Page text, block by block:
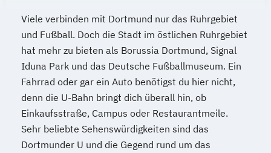
Viele verbinden mit Dortmund nur das Ruhrgebiet
und Fußball. Doch die Stadt im östlichen Ruhrgebiet
hat mehr zu bieten als Borussia Dortmund, Signal
Iduna Park und das Deutsche Fußballmuseum. Ein
Fahrrad oder gar ein Auto benötigst du hier nicht,
denn die U-Bahn bringt dich überall hin, ob
Einkaufsstraße, Campus oder Restaurantmeile.
Sehr beliebte Sehenswürdigkeiten sind das
Dortmunder U und die Gegend rund um das